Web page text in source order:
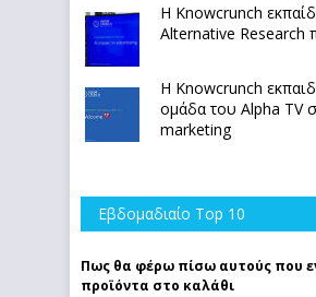
Η Knowcrunch
Alternative Research
Η Knowcrunch
ομάδα του Alpha TV
marketing
Εβδομαδιαίο Top 10
Πως θα φέρω πίσω αυτούς που
προϊόντα στο καλάθι